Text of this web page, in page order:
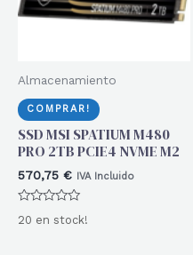
Almacenamiento
COMPRAR!
SSD MSI SPATIUM M480
PRO 2TB PCIE4 NVME M2
570,75 € IVA Incluido
con
20 en stock!